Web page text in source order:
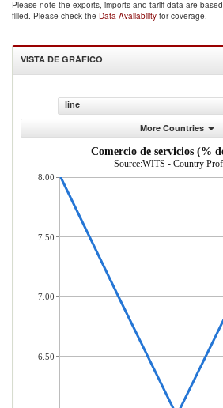
Please note the exports, imports and tariff data are
filled. Please check the Data Availability for coverage.
VISTA DE GRÁFICO
line
More Countries
Comercio de servicios (%
Source:WITS - Country
8.00
7.50
7.00
6.50